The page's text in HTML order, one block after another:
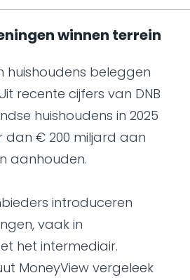
winnen terrein
huishoudens beleggen
recente cijfers van DNB
huishoudens in 2025
dan € 200 miljard aan
aanhouden.
introduceren
vaak in
het intermediair.
MoneyView vergeleek